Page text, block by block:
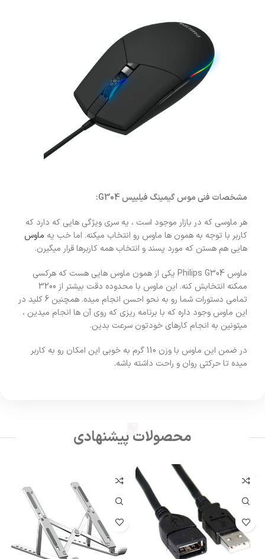
مشخصات فنی موس گیمینگ فیلیپس G304:
هر ماوسی که در بازار موجود است ، یه سری ویژگی هایی که دارد که
کاربر با توجه به همون ها ماوس رو انتخاب میکنه. اما خب یه ماوس
هایی هم هستن که مورد پسند و انتخاب همه کاربرها قرار میگیرن.
ماوس Philips G304 یکی از همون ماوس هایی هست که هرکسی
ممکنه انتخابش کنه. این ماوس با محدوده دقت بیشتر از 3200
تمامی دستورات شما رو به نحو احسن انجام میده. همچنین 6 کلید در
این ماوس وجود داره که با برنامه ریزی که روی آن ها انجام میدین ،
میتونین به انجام کارهای خودتون سرعت بدین.
در ضمن این ماوس با وزن 110 گرم به خوبی این امکان رو به کاربر
میده تا حرکتی روان و راحت داشته باشه.
محصولات پیشنهادی